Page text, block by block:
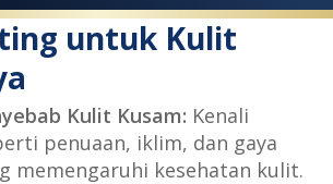
untuk Kulit
Kulit Kusam: Kenali
penuaan, iklim, dan gaya
memengaruhi kesehatan kulit.